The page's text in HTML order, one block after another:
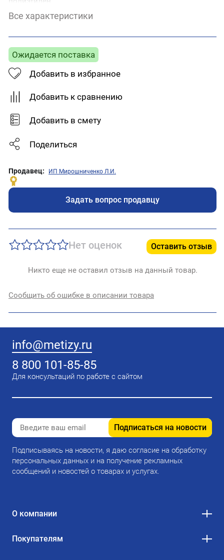
Толщина, мм: 2
Все характеристики
Ожидается поставка
Добавить в избранное
Добавить к сравнению
Добавить в смету
Поделиться
Продавец: ИП Мирошниченко Л.И.
Задать вопрос продавцу
Нет оценок Оставить отзыв
Никто еще не оставил отзыв на данный товар.
Сообщить об ошибке в описании товара
info@metizy.ru
8 800 101-85-85
Для консультаций по работе с сайтом
Подписаться на новости
Подписываясь на новости, я даю согласие на обработку
персональных данных и на получение рекламных
сообщений и новостей о товарах и услугах.
О компании
Покупателям